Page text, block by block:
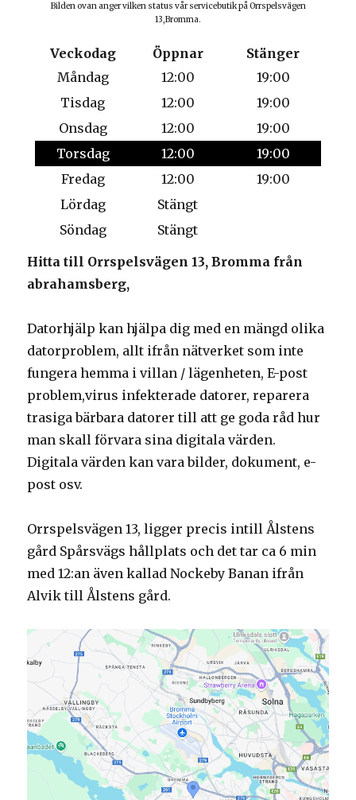
Bilden ovan anger vilken status vår servicebutik på Orrspelsvägen
13,Bromma.
Veckodag Öppnar
Stänger
Måndag
12:00
19:00
Tisdag
12:00
19:00
Onsdag
12:00
19:00
Torsdag
12:00
19:00
Fredag
12:00
19:00
Lördag
Stängt
Söndag
Stängt
Hitta till Orrspelsvägen 13, Bromma från
abrahamsberg,
Datorhjälp kan hjälpa dig med en mängd olika
datorproblem, allt ifrån nätverket som inte
fungera hemma i villan / lägenheten, E-post
problem,virus infekterade datorer, reparera
trasiga bärbara datorer till att ge goda råd hur
man skall förvara sina digitala värden.
Digitala värden kan vara bilder, dokument, e-
post osv.
Orrspelsvägen 13, ligger precis intill Ålstens
gård Spårsvägs hållplats och det tar ca 6 min
med 12:an även kallad Nockeby Banan ifrån
Alvik till Ålstens gård.